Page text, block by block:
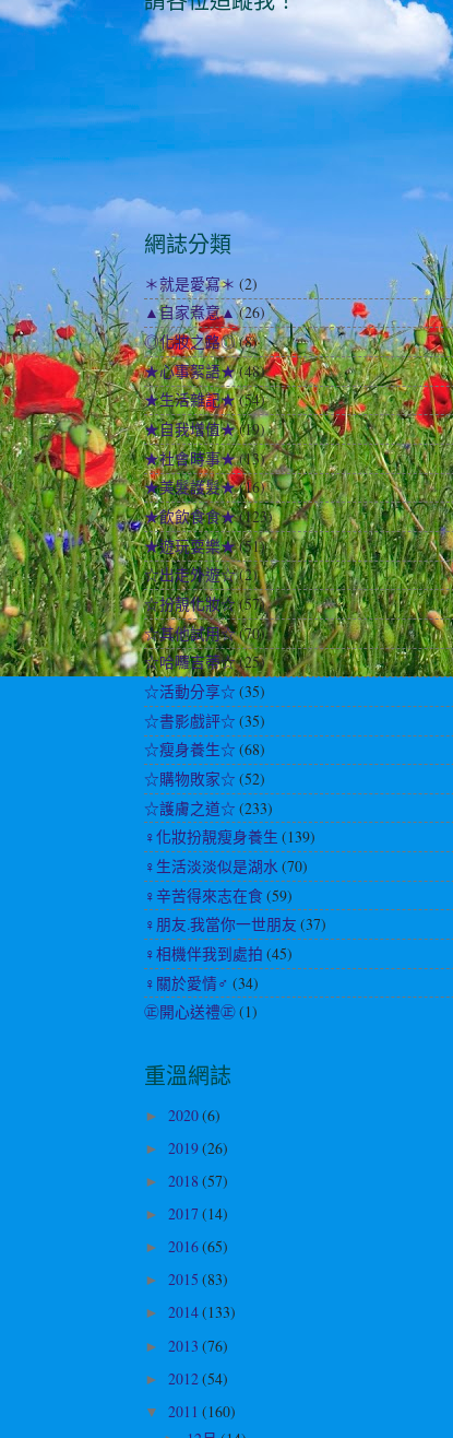
網誌分類
＊就是愛寫＊ (2)
▲自家煮意▲(26)
◎化妝之路◎(8)
★心事絮語★(48)
★生活雜記★(54)
★自我增值★(19)
★社會時事★(13)
★美髮護髮★(16)
★飲飲食食★(123)
★遊玩耍樂★(51)
☆出走外遊☆(2)
☆扮靚化妝☆(57)
☆其他試用☆(70)
☆哈囉吉蒂☆(25)
☆活動分享☆ (35)
☆書影戲評☆ (35)
☆瘦身養生☆ (68)
☆購物敗家☆ (52)
☆護膚之道☆ (233)
♀化妝扮靚瘦身養生 (139)
♀生活淡淡似是湖水 (70)
♀辛苦得來志在食 (59)
♀朋友.我當你一世朋友 (37)
♀相機伴我到處拍 (45)
♀關於愛情♂ (34)
㊣開心送禮㊣(1)
重溫網誌
► 2020(6)
► 2019(26)
► 2018 (57)
► 2017 (14)
► 2016(65)
► 2015 (83)
► 2014(133)
► 2013 (76)
► 2012(54)
▼ 2011 (160)